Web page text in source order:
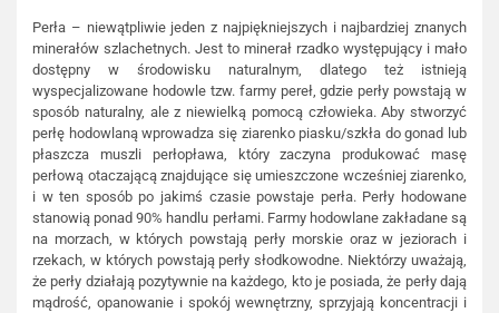
Perła – niewątpliwie jeden z najpiękniejszych i najbardziej znanych
minerałów szlachetnych. Jest to minerał rzadko występujący i mało
dostępny w środowisku naturalnym, dlatego też istnieją
wyspecjalizowane hodowle tzw. farmy pereł, gdzie perły powstają w
sposób naturalny, ale z niewielką pomocą człowieka. Aby stworzyć
perłę hodowlaną wprowadza się ziarenko piasku/szkła do gonad lub
płaszcza muszli perłopława, który zaczyna produkować masę
perłową otaczającą znajdujące się umieszczone wcześniej ziarenko,
i w ten sposób po jakimś czasie powstaje perła. Perły hodowane
stanowią ponad 90% handlu perłami. Farmy hodowlane zakładane są
na morzach, w których powstają perły morskie oraz w jeziorach i
rzekach, w których powstają perły słodkowodne. Niektórzy uważają,
że perły działają pozytywnie na każdego, kto je posiada, że perły dają
mądrość, opanowanie i spokój wewnętrzny, sprzyjają koncentracji i